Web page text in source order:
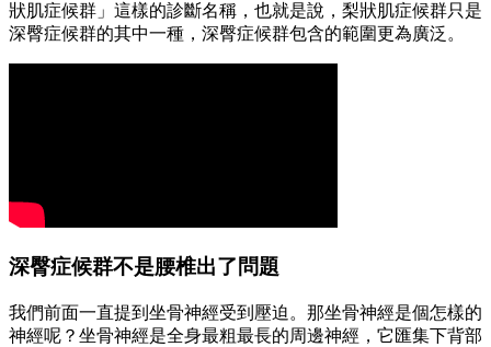
狀肌症候群」這樣的診斷名稱，也就是說，梨狀肌症候群只是
深臀症候群的其中一種，深臀症候群包含的範圍更為廣泛。
深臀症候群不是腰椎出了問題
我們前面一直提到坐骨神經受到壓迫。那坐骨神經是個怎樣的
神經呢？坐骨神經是全身最粗最長的周邊神經，它匯集下背部